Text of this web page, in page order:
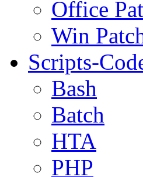
Office
Win
Scripts-
Bash
Batch
HTA
PHP